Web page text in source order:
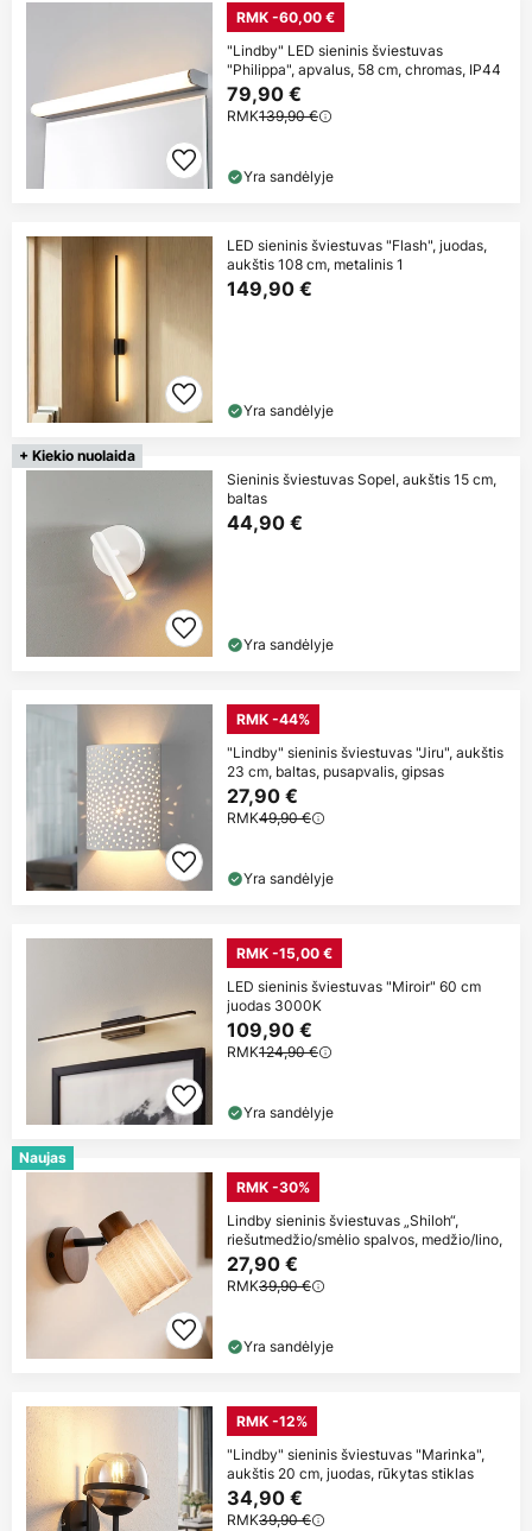
RMK -60,00 €
"Lindby" LED sieninis šviestuvas
"Philippa", apvalus, 58 cm, chromas, IP44
79,90 €
RMK139,90 €
Yra sandėlyje
LED sieninis šviestuvas "Flash", juodas,
aukštis 108 cm, metalinis 1
149,90 €
Yra sandėlyje
+ Kiekio nuolaida
Sieninis šviestuvas Sopel, aukštis 15 cm,
baltas
44,90 €
Yra sandėlyje
RMK -44%
"Lindby" sieninis šviestuvas "Jiru", aukštis
23 cm, baltas, pusapvalis, gipsas
27,90 €
RMK49,90 €
Yra sandėlyje
RMK -15,00 €
LED sieninis šviestuvas "Miroir" 60 cm
juodas 3000K
109,90 €
RMK124,90 €
Yra sandėlyje
Naujas
RMK -30%
Lindby sieninis šviestuvas „Shiloh“,
riešutmedžio/smėlio spalvos, medžio/lino,
27,90 €
RMK39,90 €
Yra sandėlyje
RMK -12%
"Lindby" sieninis šviestuvas "Marinka",
aukštis 20 cm, juodas, rūkytas stiklas
34,90 €
RMK39,90 €